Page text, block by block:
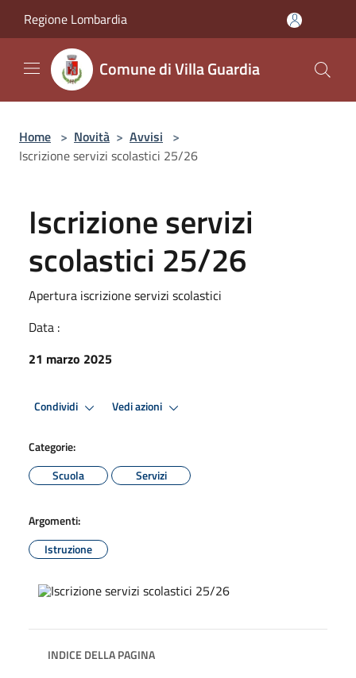
Regione Lombardia
Comune di Villa Guardia
Home > Novità > Avvisi >
Iscrizione servizi scolastici 25/26
Iscrizione servizi
scolastici 25/26
Apertura iscrizione servizi scolastici
Data :
21 marzo 2025
Condividi Vedi azioni
Categorie:
Scuola
Servizi
Argomenti:
Istruzione
INDICE DELLA PAGINA